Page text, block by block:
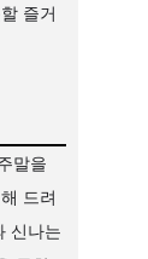
즐거
말을
드려
신나는